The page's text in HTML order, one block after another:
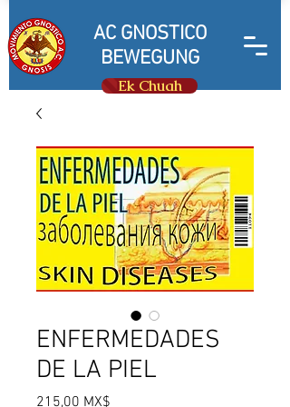
AC GNOSTICO
BEWEGUNG
Ek Chuah
ENFERMEDADES
DE LA PIEL
215,00 MX$